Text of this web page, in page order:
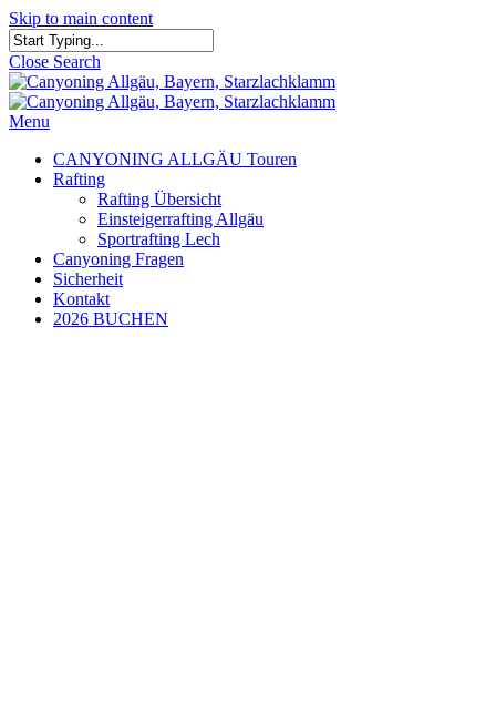
Skip to main content
Close Search
Menu
CANYONING ALLGÄU Touren
Rafting
Rafting Übersicht
Einsteigerrafting Allgäu
Sportrafting Lech
Canyoning Fragen
Sicherheit
Kontakt
2026 BUCHEN